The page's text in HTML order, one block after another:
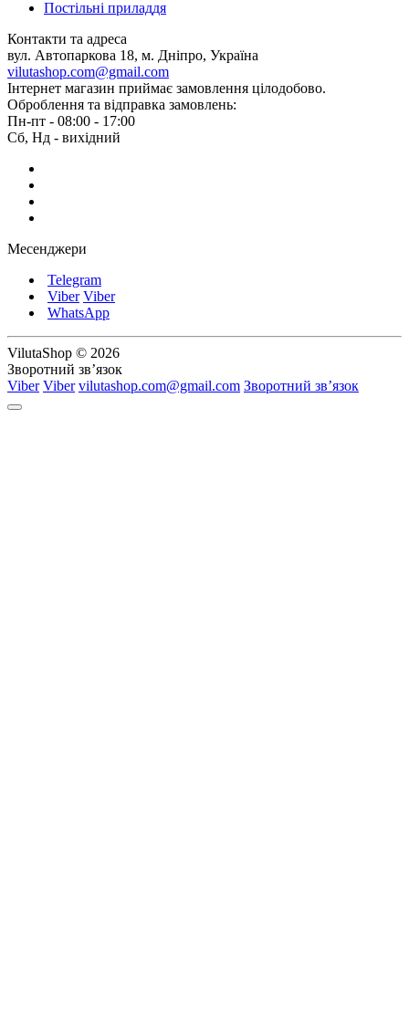
Постільні приладдя
Контакти та адреса
вул. Автопаркова 18, м. Дніпро, Україна
vilutashop.com@gmail.com
Інтернет магазин приймає замовлення цілодобово.
Оброблення та відправка замовлень:
Пн-пт - 08:00 - 17:00
Сб, Нд - вихідний
Месенджери
Telegram
Viber Viber
WhatsApp
VilutaShop © 2026
Зворотний зв’язок
Viber Viber vilutashop.com@gmail.com Зворотний зв’язок